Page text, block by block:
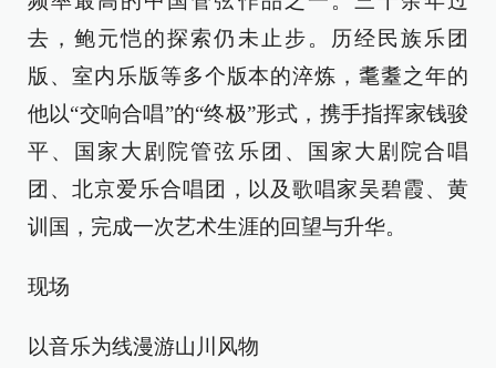
去，鲍元恺的探索仍未止步。历经民族乐团
版、室内乐版等多个版本的淬炼，耄耋之年的
他以“交响合唱”的“终极”形式，携手指挥家钱骏
平、国家大剧院管弦乐团、国家大剧院合唱
团、北京爱乐合唱团，以及歌唱家吴碧霞、黄
训国，完成一次艺术生涯的回望与升华。
现场
以音乐为线漫游山川风物